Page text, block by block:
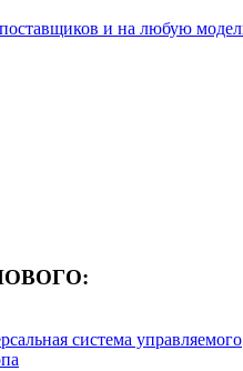
система управляемого